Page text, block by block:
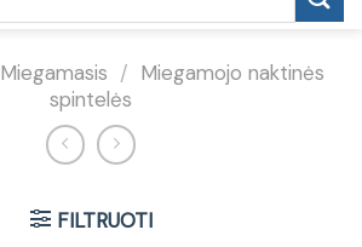
Miegamasis / Miegamojo naktinės
spintelės
FILTRUOTI